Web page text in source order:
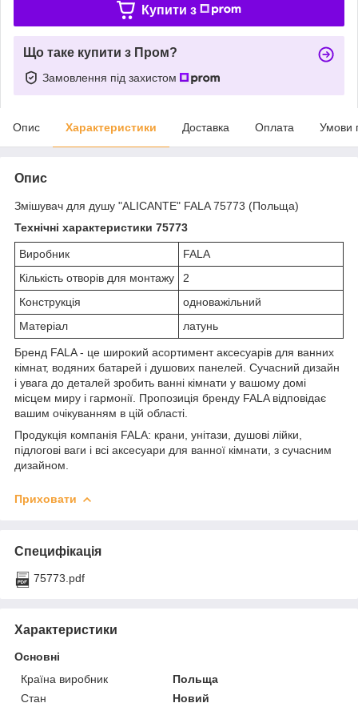
Купити з
Що таке купити з Пром?
Замовлення під захистом
Опис Характеристики Доставка Оплата Умови
Опис
Змішувач для душу "ALICANTE" FALA 75773 (Польща)
Технічні характеристики 75773
Виробник
FALA
Кількість отворів для монтажу
2
Конструкція
одноважільний
Матеріал
латунь
Бренд FALA - це широкий асортимент аксесуарів для ванних
кімнат, водяних батарей і душових панелей. Сучасний дизайн
і увага до деталей зробить ванні кімнати у вашому домі
місцем миру і гармонії. Пропозиція бренду FALA відповідає
вашим очікуванням в цій області.
Продукція компанія FALA: крани, унітази, душові лійки,
підлогові ваги і всі аксесуари для ванної кімнати, з сучасним
дизайном.
Приховати
Специфікація
75773.pdf
Характеристики
Основні
Країна виробник
Польща
Стан
Новий